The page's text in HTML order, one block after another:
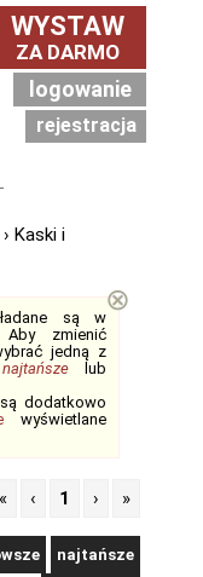
WYSTAW
ZA DARMO
logowanie
rejestracja
› Kaski i
są w
zmienić
jedną z
najtańszelub
dodatkowo
wyświetlane
⊗
« ‹ 1 › »
najtańsze